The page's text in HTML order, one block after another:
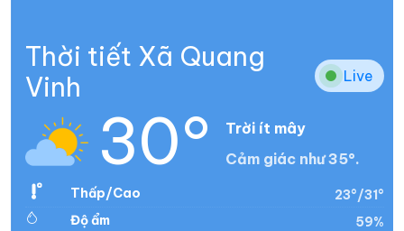
Thời tiết Xã Quang
Vinh
Live
30°
Trời ít mây
Cảm giác như 35°.
Thấp/Cao
23°/31°
Độ ẩm
59%